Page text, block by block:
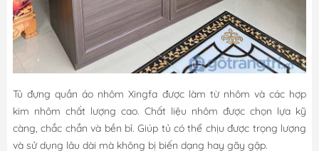
Tủ đựng quần áo nhôm Xingfa được làm từ nhôm và các hợp
kim nhôm chất lượng cao. Chất liệu nhôm được chọn lựa kỹ
càng, chắc chắn và bền bỉ. Giúp tủ có thể chịu được trọng lượng
và sử dụng lâu dài mà không bị biến dạng hay gãy gập.